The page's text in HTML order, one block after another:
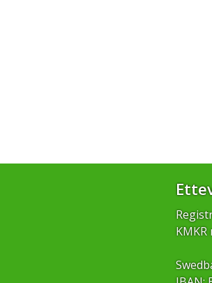
KMKR